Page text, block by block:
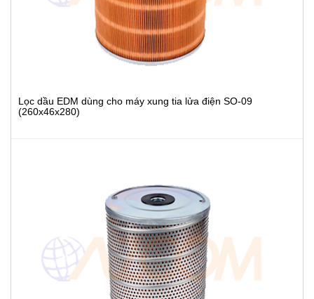
Lọc dầu EDM dùng cho máy xung tia lửa điện SO-09
(260x46x280)